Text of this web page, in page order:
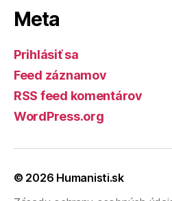
Meta
Prihlásiť sa
Feed záznamov
RSS feed komentárov
WordPress.org
© 2026 Humanisti.sk